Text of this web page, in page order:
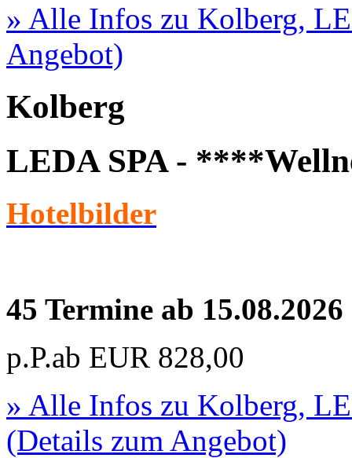
» Alle Infos zu Kolberg,
Angebot)
Kolberg
LEDA SPA -
Hotelbilder
45 Termine ab 15.08.2026
p.P.ab EUR 828,00
» Alle Infos zu Kolberg,
(Details zum Angebot)